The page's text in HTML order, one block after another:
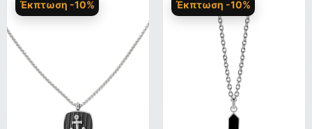
Έκπτωση -10% Έκπτωση -10%